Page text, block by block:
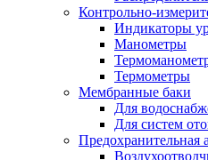
Контрольно-
Индикаторы
Манометры
Термометры
Мембранные баки
Для
Для систем
Предохранительная